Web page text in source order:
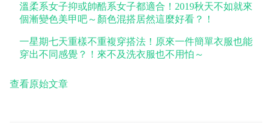
溫柔系女子抑或帥酷系女子都適合！2019秋天不如就來
個漸變色美甲吧～顏色混搭居然這麼好看？！
一星期七天重樣不重複穿搭法！原來一件簡單衣服也能
穿出不同感覺？！來不及洗衣服也不用怕～
查看原始文章